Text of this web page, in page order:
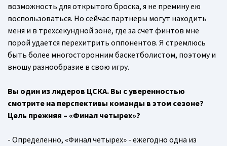
возможность для открытого броска, я не премину ею
воспользоваться. Но сейчас партнеры могут находить
меня и в трехсекундной зоне, где за счет финтов мне
порой удается перехитрить оппонентов. Я стремлюсь
быть более многосторонним баскетболистом, поэтому и
вношу разнообразие в свою игру.
Вы один из лидеров ЦСКА. Вы с уверенностью
смотрите на перспективы команды в этом сезоне?
Цель прежняя – «Финал четырех»?
- Определенно, «Финал четырех» - ежегодно одна из